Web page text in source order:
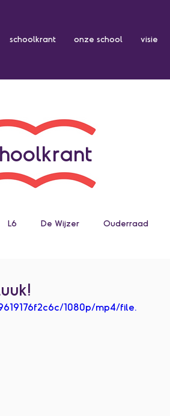
L6 De Wijzer Ouderraad
1080p/mp4/file.
schoolkrant onze school visie